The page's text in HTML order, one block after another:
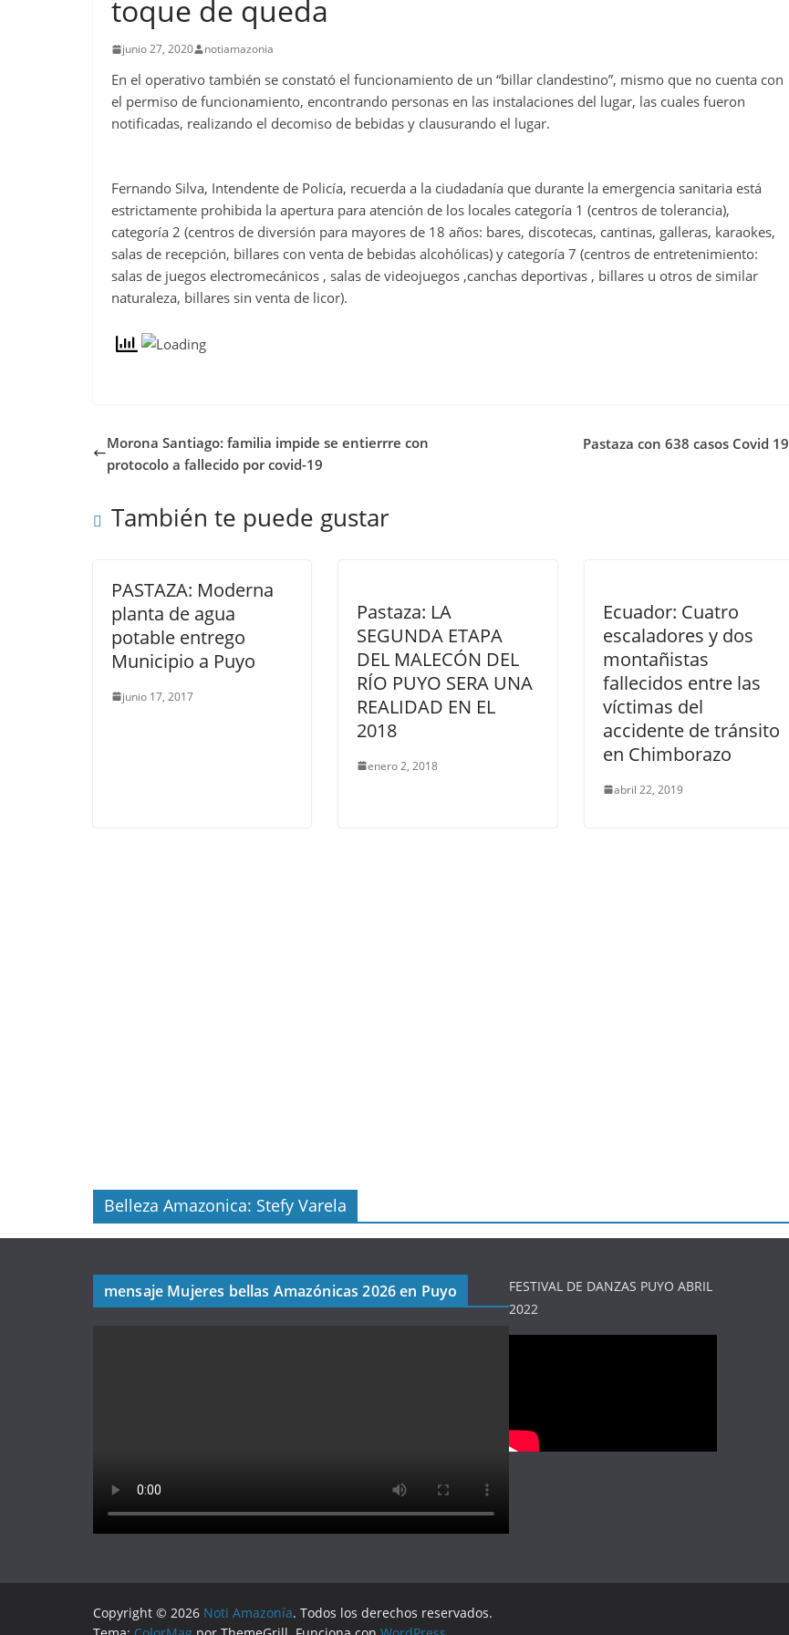
toque de queda
junio 27, 2020 notiamazonia
En el operativo también se constató el funcionamiento de un “billar clandestino”, mismo que no cuenta con
el permiso de funcionamiento, encontrando personas en las instalaciones del lugar, las cuales fueron
notificadas, realizando el decomiso de bebidas y clausurando el lugar.
Fernando Silva, Intendente de Policía, recuerda a la ciudadanía que durante la emergencia sanitaria está
estrictamente prohibida la apertura para atención de los locales categoría 1 (centros de tolerancia),
categoría 2 (centros de diversión para mayores de 18 años: bares, discotecas, cantinas, galleras, karaokes,
salas de recepción, billares con venta de bebidas alcohólicas) y categoría 7 (centros de entretenimiento:
salas de juegos electromecánicos , salas de videojuegos ,canchas deportivas , billares u otros de similar
naturaleza, billares sin venta de licor).
Morona Santiago: familia impide se entierrre con
protocolo a fallecido por covid-19
Pastaza con 638 casos Covid 19
También te puede gustar
PASTAZA: Moderna
planta de agua
potable entrego
Municipio a Puyo
junio 17, 2017
Pastaza: LA
SEGUNDA ETAPA
DEL MALECÓN DEL
RÍO PUYO SERA UNA
REALIDAD EN EL
2018
enero 2, 2018
Ecuador: Cuatro
escaladores y dos
montañistas
fallecidos entre las
víctimas del
accidente de tránsito
en Chimborazo
abril 22, 2019
Belleza Amazonica: Stefy Varela
mensaje Mujeres bellas Amazónicas 2026 en Puyo
FESTIVAL DE DANZAS PUYO ABRIL
2022
Copyright © 2026 Noti Amazonía. Todos los derechos reservados.